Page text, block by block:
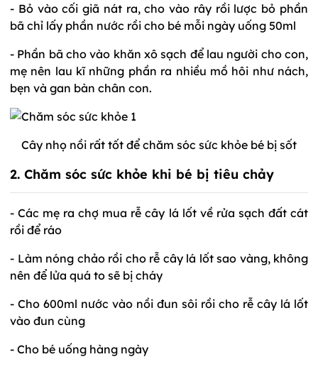
- Bỏ vào cối giã nát ra, cho vào rây rồi lược bỏ phần
bã chỉ lấy phần nước rồi cho bé mỗi ngày uống 50ml
- Phần bã cho vào khăn xô sạch để lau người cho con,
mẹ nên lau kĩ những phần ra nhiều mồ hôi như nách,
bẹn và gan bàn chân con.
Cây nhọ nồi rất tốt để chăm sóc sức khỏe bé bị sốt
2. Chăm sóc sức khỏe khi bé bị tiêu chảy
- Các mẹ ra chợ mua rễ cây lá lốt về rửa sạch đất cát
rồi để ráo
- Làm nóng chảo rồi cho rễ cây lá lốt sao vàng, không
nên để lửa quá to sẽ bị cháy
- Cho 600ml nước vào nồi đun sôi rồi cho rễ cây lá lốt
vào đun cùng
- Cho bé uống hàng ngày